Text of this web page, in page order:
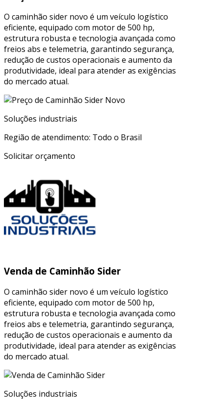
O caminhão sider novo é um veículo logístico
eficiente, equipado com motor de 500 hp,
estrutura robusta e tecnologia avançada como
freios abs e telemetria, garantindo segurança,
redução de custos operacionais e aumento da
produtividade, ideal para atender as exigências
do mercado atual.
Soluções industriais
Região de atendimento: Todo o Brasil
Solicitar orçamento
Venda de Caminhão Sider
O caminhão sider novo é um veículo logístico
eficiente, equipado com motor de 500 hp,
estrutura robusta e tecnologia avançada como
freios abs e telemetria, garantindo segurança,
redução de custos operacionais e aumento da
produtividade, ideal para atender as exigências
do mercado atual.
Soluções industriais